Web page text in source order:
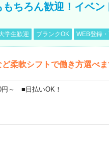
ちろん歓迎！イベ
学生歓迎 ブランクOK WEB登録
柔軟シフトで働き方選べ
～ ■日払いOK！